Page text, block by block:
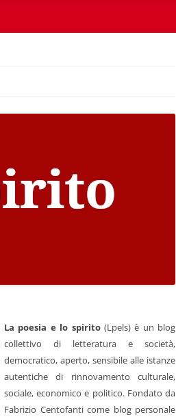
La poesia e lo spirito(Lpels) è un blog
collettivo di letteratura e società,
democratico, aperto, sensibile alle istanze
autentiche di rinnovamento culturale,
sociale, economico e politico. Fondato da
Fabrizio Centofanti come blog personale